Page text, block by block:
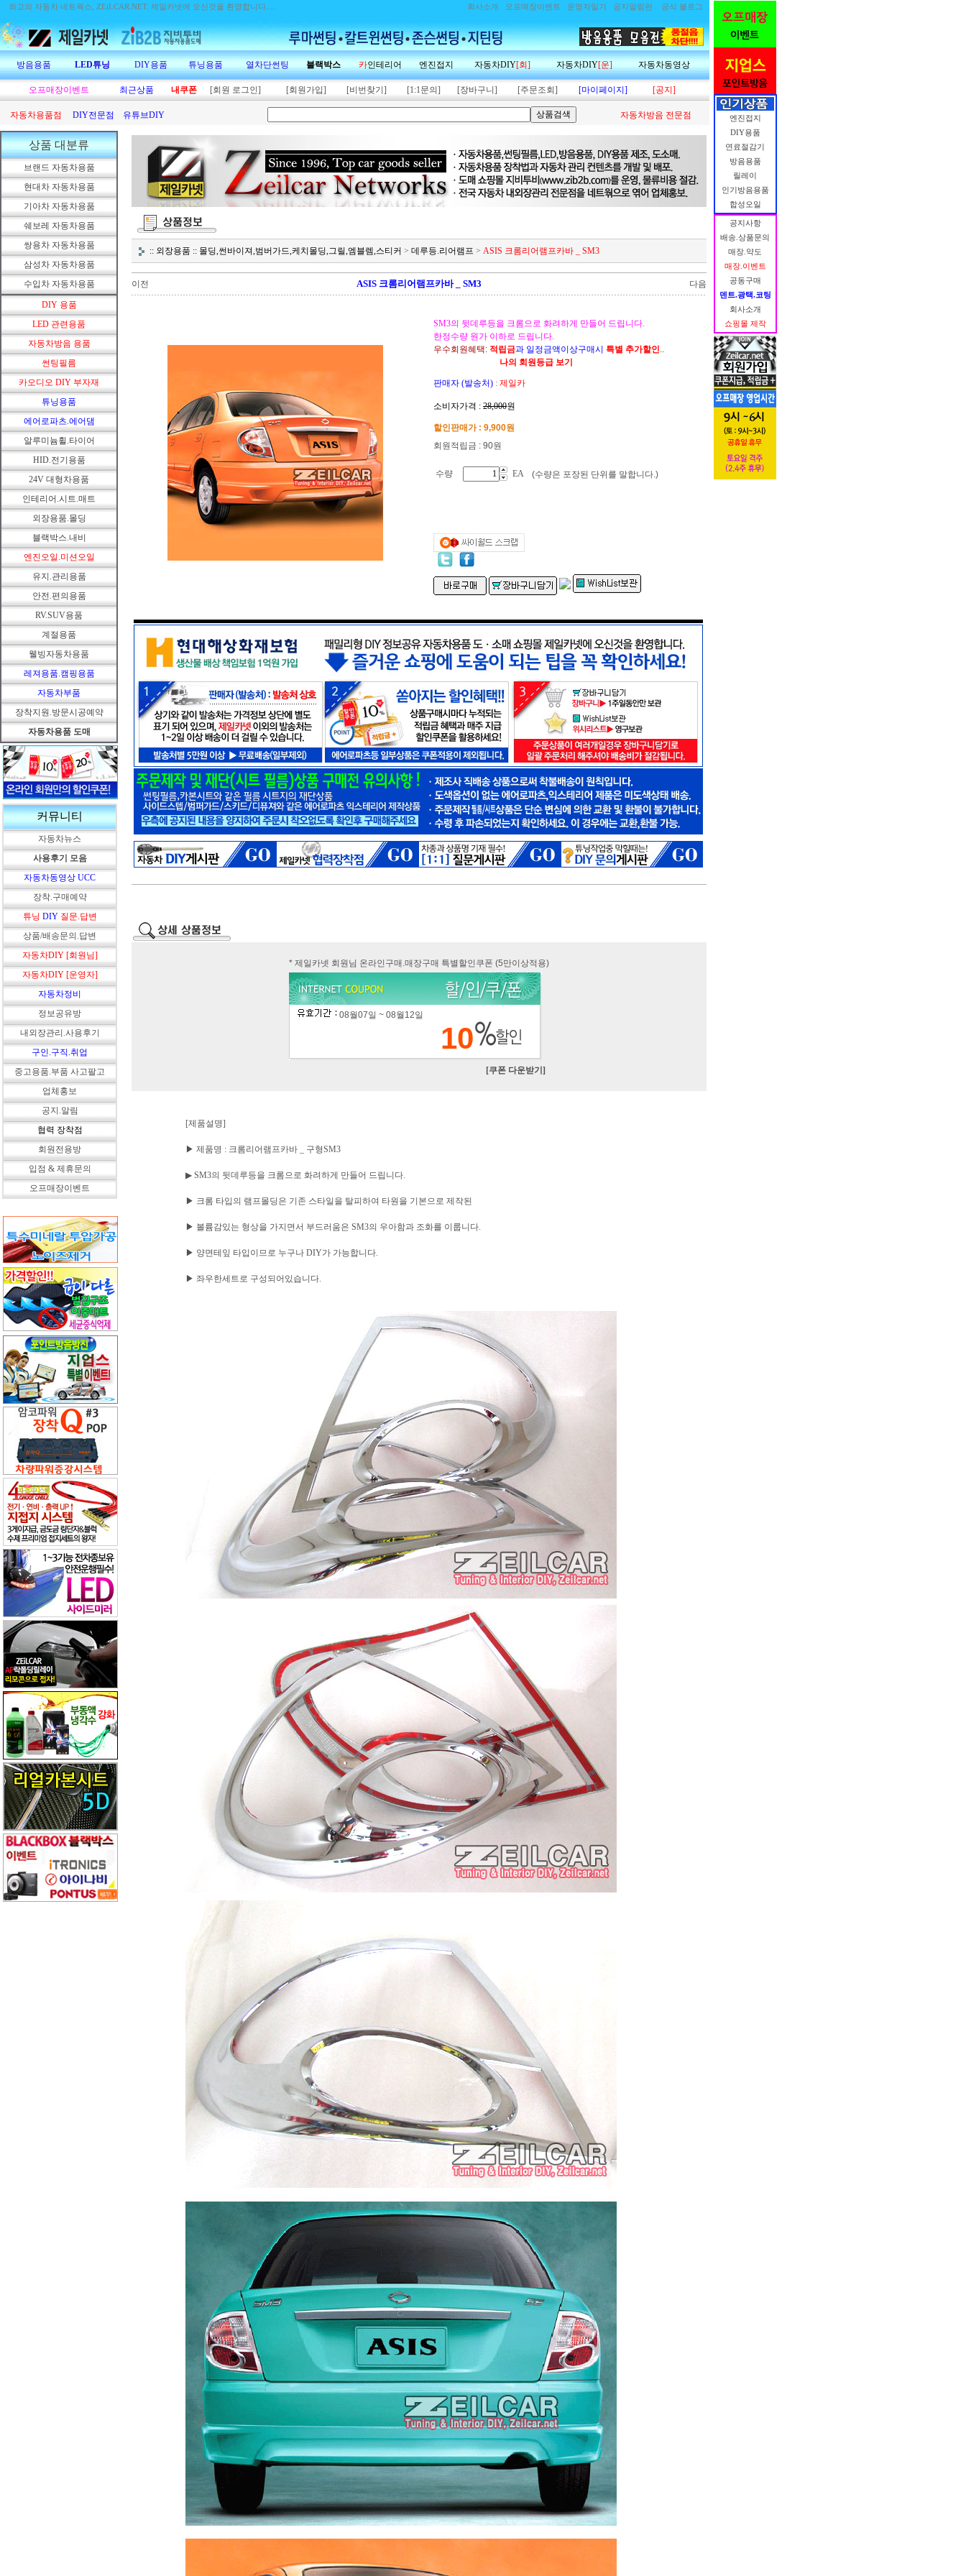
최고의 자동차 네트웍스, ZEiLCAR.NET. 제일카넷에 오신것을 환영합니다..... 회사소개 오프매장이벤트 운영자일기 공지알림란 공식 블로그
방음용품 LED튜닝 DIY용품 튜닝용품 열차단썬팅 블랙박스 카인테리어 엔진접지 자동차DIY[회] 자동차DIY[운] 자동차동영상
오프매장이벤트 최근상품 내쿠폰 [회원 로그인] [회원가입] [비번찾기] [1:1문의] [장바구니] [주문조회] [마이페이지] [공지]
자동차용품점 DIY전문점 유튜브DIY 자동차방음 전문점
상품 대분류
브랜드 자동차용품
현대차 자동차용품
기아차 자동차용품
쉐보레 자동차용품
쌍용차 자동차용품
삼성차 자동차용품
수입차 자동차용품
DIY 용품
LED 관련용품
자동차방음 용품
썬팅필름
카오디오 DIY 부자재
튜닝용품
에어로파츠.에어댐
알루미늄휠.타이어
HID.전기용품
24V 대형차용품
인테리어.시트.매트
외장용품.몰딩
블랙박스.내비
엔진오일.미션오일
유지.관리용품
안전.편의용품
RV.SUV용품
계절용품
웰빙자동차용품
레져용품.캠핑용품
자동차부품
장착지원.방문시공예약
자동차용품 도매
커뮤니티
자동차뉴스
사용후기 모음
자동차동영상 UCC
장착.구매예약
튜닝 DIY 질문.답변
상품/배송문의.답변
자동차DIY [회원님]
자동차DIY [운영자]
자동차정비
정보공유방
내외장관리.사용후기
구인.구직.취업
중고용품.부품 사고팔고
업체홍보
공지.알림
협력 장착점
회원전용방
입점 & 제휴문의
오프매장이벤트
:: 외장용품 :: 몰딩,썬바이져,범버가드,케치몰딩,그릴,엠블렘,스티커 > 데루등.리어램프 > ASIS 크롬리어램프카바 _ SM3
이전 ASIS 크롬리어램프카바 _ SM3 다음
SM3의 뒷데루등을 크롬으로 화려하게 만들어 드립니다.
한정수량 원가 이하로 드립니다.
우수회원혜택: 적립금과 일정금액이상구매시 특별 추가할인..
나의 회원등급 보기
판매자 (발송처) : 제일카
소비자가격 : 28,000원
할인판매가 : 9,900원
회원적립금 : 90원
수량 EA (수량은 포장된 단위를 말합니다.)
* 제일카넷 회원님 온라인구매.매장구매 특별할인쿠폰 (5만이상적용)
08월07일 ~ 08월12일
10
[쿠폰 다운받기]
[제품설명]
▶ 제품명 : 크롬리어램프카바 _ 구형SM3
▶ SM3의 뒷데루등을 크롬으로 화려하게 만들어 드립니다.
▶ 크롬 타입의 램프몰딩은 기존 스타일을 탈피하여 타원을 기본으로 제작된
▶ 볼륨감있는 형상을 가지면서 부드러움은 SM3의 우아함과 조화를 이룹니다.
▶ 양면테잎 타입이므로 누구나 DIY가 가능합니다.
▶ 좌우한세트로 구성되어있습니다.
엔진접지
DIY용품
연료절감기
방음용품
릴레이
인기방음용품
합성오일
공지사항
배송.상품문의
매장.약도
매장.이벤트
공동구매
덴트.광택.코팅
회사소개
쇼핑몰 제작